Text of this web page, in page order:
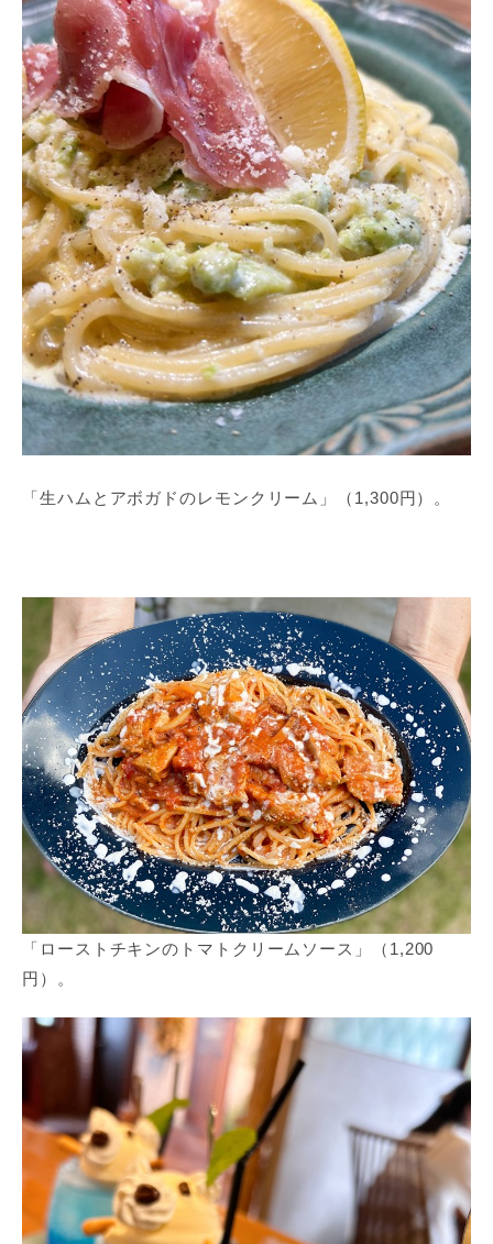
「生ハムとアボガドのレモンクリーム」（1,300円）。
「ローストチキンのトマトクリームソース」（1,200
円）。